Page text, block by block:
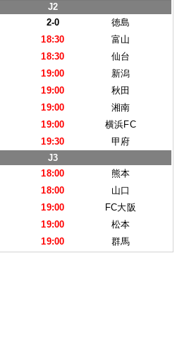
J2
2-0
徳島
18:30
富山
18:30
仙台
19:00
新潟
19:00
秋田
19:00
湘南
19:00
横浜FC
19:30
甲府
J3
18:00
熊本
18:00
山口
19:00
FC大阪
19:00
松本
19:00 群馬